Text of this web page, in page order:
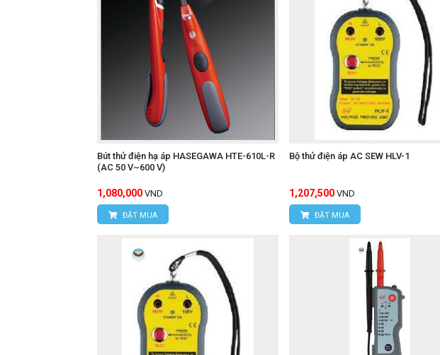
Bút thử điện hạ áp HASEGAWA HTE-610L-R
(AC 50 V~600 V)
1,080,000 VND
ĐẶT MUA
Bộ thử điện áp AC SEW HLV-1
1,207,500 VND
ĐẶT MUA